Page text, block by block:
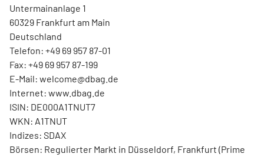
Untermainanlage 1
60329 Frankfurt am Main
Deutschland
Telefon: +49 69 957 87-01
Fax: +49 69 957 87-199
E-Mail: welcome@dbag.de
Internet: www.dbag.de
ISIN: DE000A1TNUT7
WKN: A1TNUT
Indizes: SDAX
Börsen: Regulierter Markt in Düsseldorf, Frankfurt (Prime